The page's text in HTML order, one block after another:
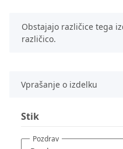
x
Obstajajo različice tega
različico.
Vprašanje o izdelku
Stik
Pozdrav